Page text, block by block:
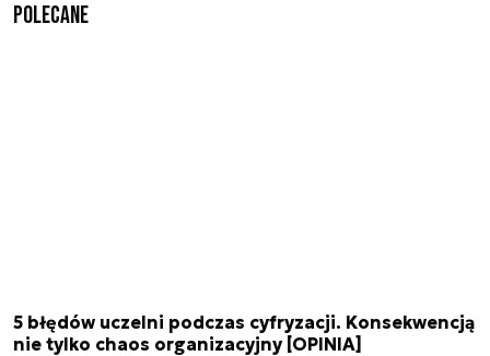
Polecane
5 błędów uczelni podczas cyfryzacji. Konsekwencją
nie tylko chaos organizacyjny [OPINIA]